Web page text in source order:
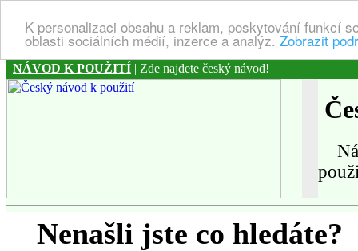
K personalizaci obsahu a reklam, poskytování funkcí
oblasti sociálních médií, inzerce a analýz. Zobrazit
NÁVOD K POUŽITÍ | Zde najdete český návod!
Nenašli jste co hledáte?